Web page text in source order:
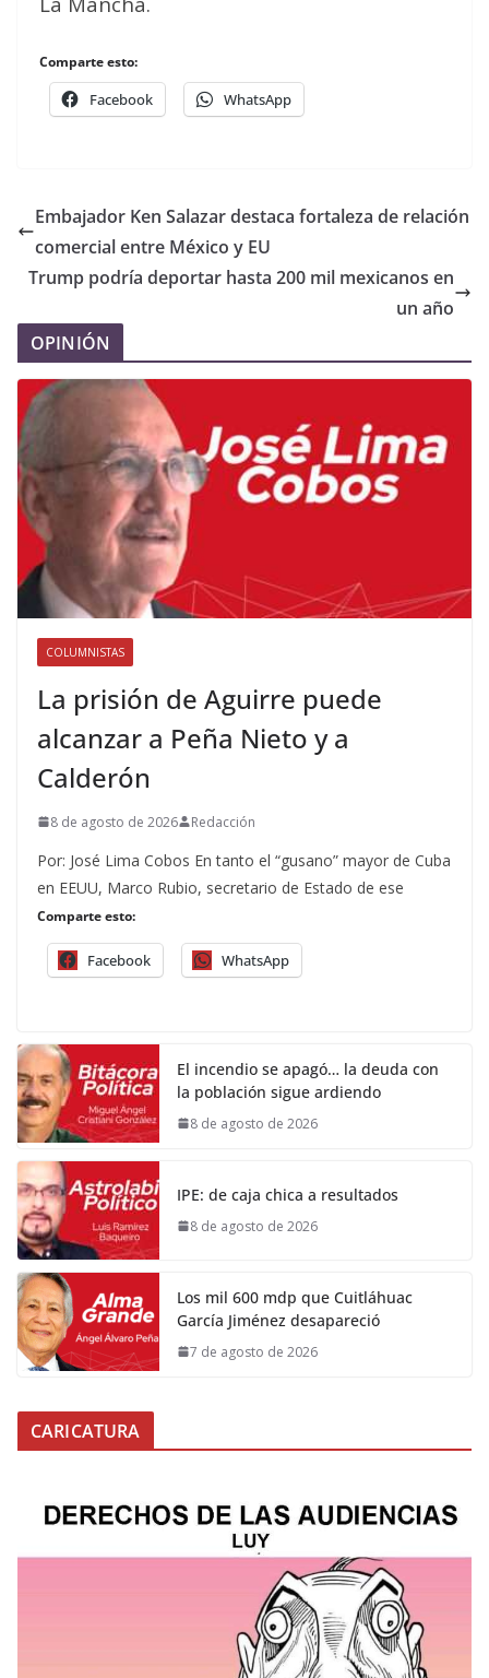
Comparte esto:
Facebook WhatsApp
Embajador Ken Salazar destaca fortaleza de relación
comercial entre México y EU
Trump podría deportar hasta 200 mil mexicanos en
un año
OPINIÓN
COLUMNISTAS
La prisión de Aguirre puede
alcanzar a Peña Nieto y a
Calderón
8 de agosto de 2026 Redacción
Por: José Lima Cobos En tanto el “gusano” mayor de Cuba
en EEUU, Marco Rubio, secretario de Estado de ese
Comparte esto:
Facebook WhatsApp
El incendio se apagó… la deuda con
la población sigue ardiendo
8 de agosto de 2026
IPE: de caja chica a resultados
8 de agosto de 2026
Los mil 600 mdp que Cuitláhuac
García Jiménez desapareció
7 de agosto de 2026
CARICATURA